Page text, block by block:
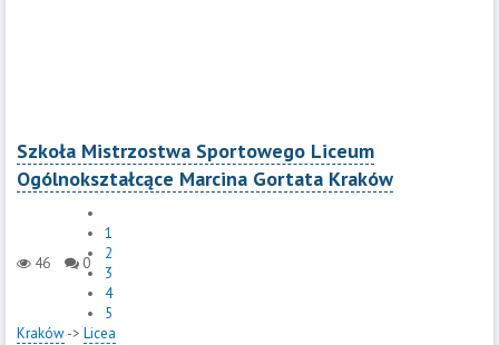
Szkoła Mistrzostwa Sportowego Liceum
Ogólnokształcące Marcina Gortata Kraków
46 0
1
2
3
4
5
Kraków-> Licea